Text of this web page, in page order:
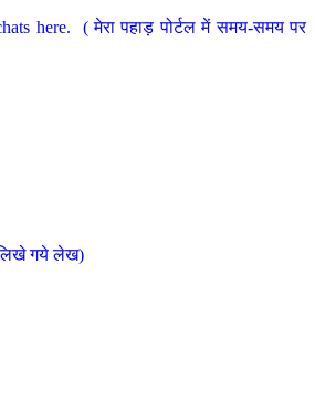
here. ( मेरा पहाड़ पोर्टल में समय-समय पर
लिखे गये लेख)